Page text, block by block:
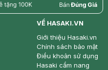
price
VỀ HASAKI.VN
Giới thiệu Hasaki.vn
Chính sách bảo mật
Điều khoản sử dụng
Hasaki cẩm nang